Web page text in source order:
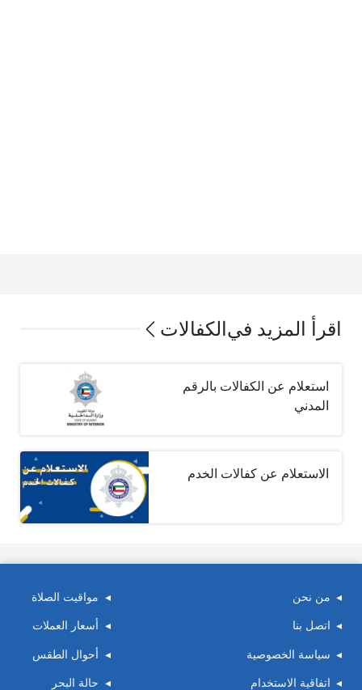
اقرأ المزيد في الكفالات
استعلام عن الكفالات بالرقم
المدني
الاستعلام عن كفالات الخدم
من نحن
اتصل بنا
سياسة الخصوصية
اتفاقية الاستخدام
مواقيت الصلاة
أسعار العملات
أحوال الطقس
حالة البحر